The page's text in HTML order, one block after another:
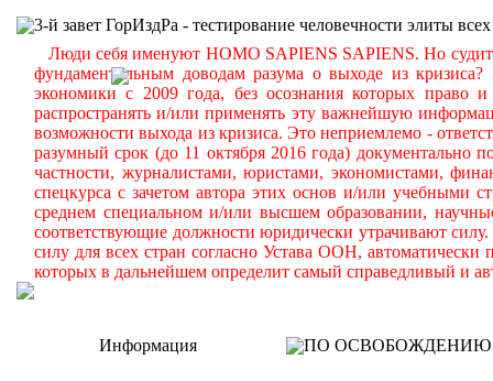
3-й завет ГорИздРа - тестирование человечности элиты
Люди себя именуют HOMO SAPIENS SAPIENS. Но
фундаментальным доводам разума о выходе из
экономики с 2009 года, без осознания которых право
распространять и/или применять эту важнейшую
возможности выхода из кризиса. Это неприемлемо -
разумный срок (до 11 октября 2016 года)
частности, журналистами, юристами, экономистами,
спецкурса с зачетом автора этих основ и/или учебными
среднем специальном и/или высшем образовании,
соответствующие должности юридически утрачивают
силу для всех стран согласно Устава ООН,
которых в дальнейшем определит самый справедливый и
Информация ПО ОСВОБОЖДЕНИЮ